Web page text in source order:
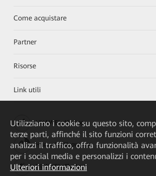
Come acquistare
Partner
Risorse
Link utili
HUAWEI eKit App
Huawei HiKnow App
HUAWEI eFly App
Utilizziamo i cookie su questo sito,
terze parti, affinché il sito funzioni
analizzi il traffico, offra funzionalità
per i social media e personalizzi i
Ulteriori informazioni